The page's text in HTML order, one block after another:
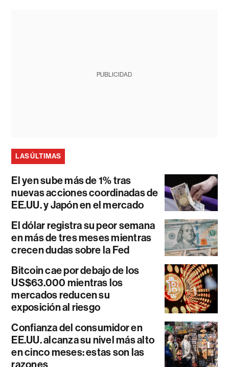
PUBLICIDAD
LAS ÚLTIMAS
El yen sube más de 1% tras
nuevas acciones coordinadas de
EE.UU. y Japón en el mercado
El dólar registra su peor semana
en más de tres meses mientras
crecen dudas sobre la Fed
Bitcoin cae por debajo de los
US$63.000 mientras los
mercados reducen su
exposición al riesgo
Confianza del consumidor en
EE.UU. alcanza su nivel más alto
en cinco meses: estas son las
razones